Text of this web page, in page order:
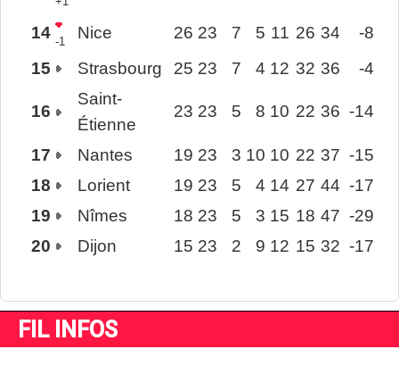
14 -1 Nice 26 23 7 5 11 26 34
-8
15
Strasbourg 25 23 7 4 12 32 36 -4
16
Saint-
Étienne
23 23 5 8 10 22 36 -14
17 Nantes 19 23 3 10 10 22 37 -15
18
Lorient 19 23 5 4 14 27 44 -17
19
Nîmes 18 23 5 3 15 18 47 -29
20
Dijon 15 23 2 9 12 15 32 -17
FIL INFOS